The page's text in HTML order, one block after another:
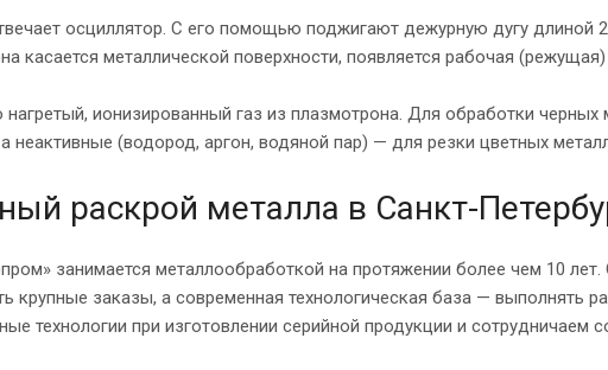
осциллятор. С его помощью поджигают дежурную дугу длиной
касается металлической поверхности, появляется рабочая
ионизированный газ из плазмотрона. Для обработки черных
неактивные (водород, аргон, водяной пар) — для резки цветных
раскрой металла в Санкт-
занимается металлообработкой на протяжении более чем 10
крупные заказы, а современная технологическая база — выполнять
технологии при изготовлении серийной продукции и сотрудничаем